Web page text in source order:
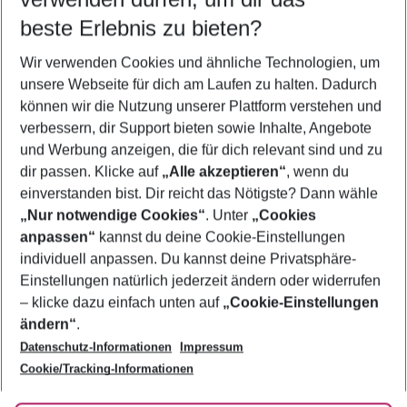
5-8 Nächte
2 Erwachsene Keine Kinder
Mehr Filter anzeigen
Footer
Footer navigation
Über uns
AGB
Bestpreisgarantie
Cookie-Einstellungen ändern
Cookie-Richtlinie
Agenturbetreuung
Barrierefreies Reisen
Folge uns
beste Erlebnis zu bieten?
Wir verwenden Cookies und ähnliche Technologien, um
unsere Webseite für dich am Laufen zu halten. Dadurch
können wir die Nutzung unserer Plattform verstehen und
verbessern, dir Support bieten sowie Inhalte, Angebote
und Werbung anzeigen, die für dich relevant sind und zu
dir passen. Klicke auf „Alle akzeptieren“, wenn du
einverstanden bist. Dir reicht das Nötigste? Dann wähle
„Nur notwendige Cookies“. Unter „Cookies
anpassen“ kannst du deine Cookie-Einstellungen
individuell anpassen. Du kannst deine Privatsphäre-
Einstellungen natürlich jederzeit ändern oder widerrufen
– klicke dazu einfach unten auf „Cookie-Einstellungen
ändern“.
Datenschutz-Informationen
Impressum
Cookie/Tracking-Informationen